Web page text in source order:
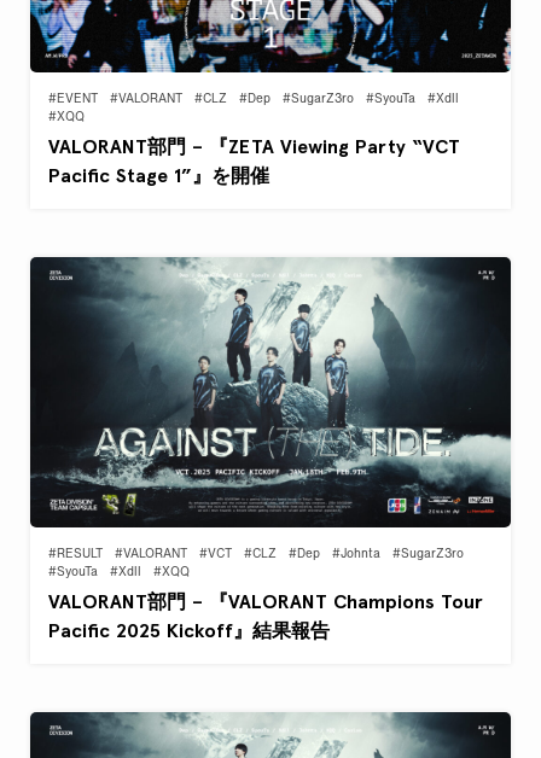
#EVENT #VALORANT #CLZ #Dep #SugarZ3ro #SyouTa
#Xdll
#XQQ
VALORANT部門 – 『ZETA Viewing Party “VCT
Pacific Stage 1”』を開催
#RESULT #VALORANT #VCT #CLZ #Dep #Johnta
#SugarZ3ro
#SyouTa
#Xdll #XQQ
VALORANT部門 – 『VALORANT Champions Tour
Pacific 2025 Kickoff』結果報告